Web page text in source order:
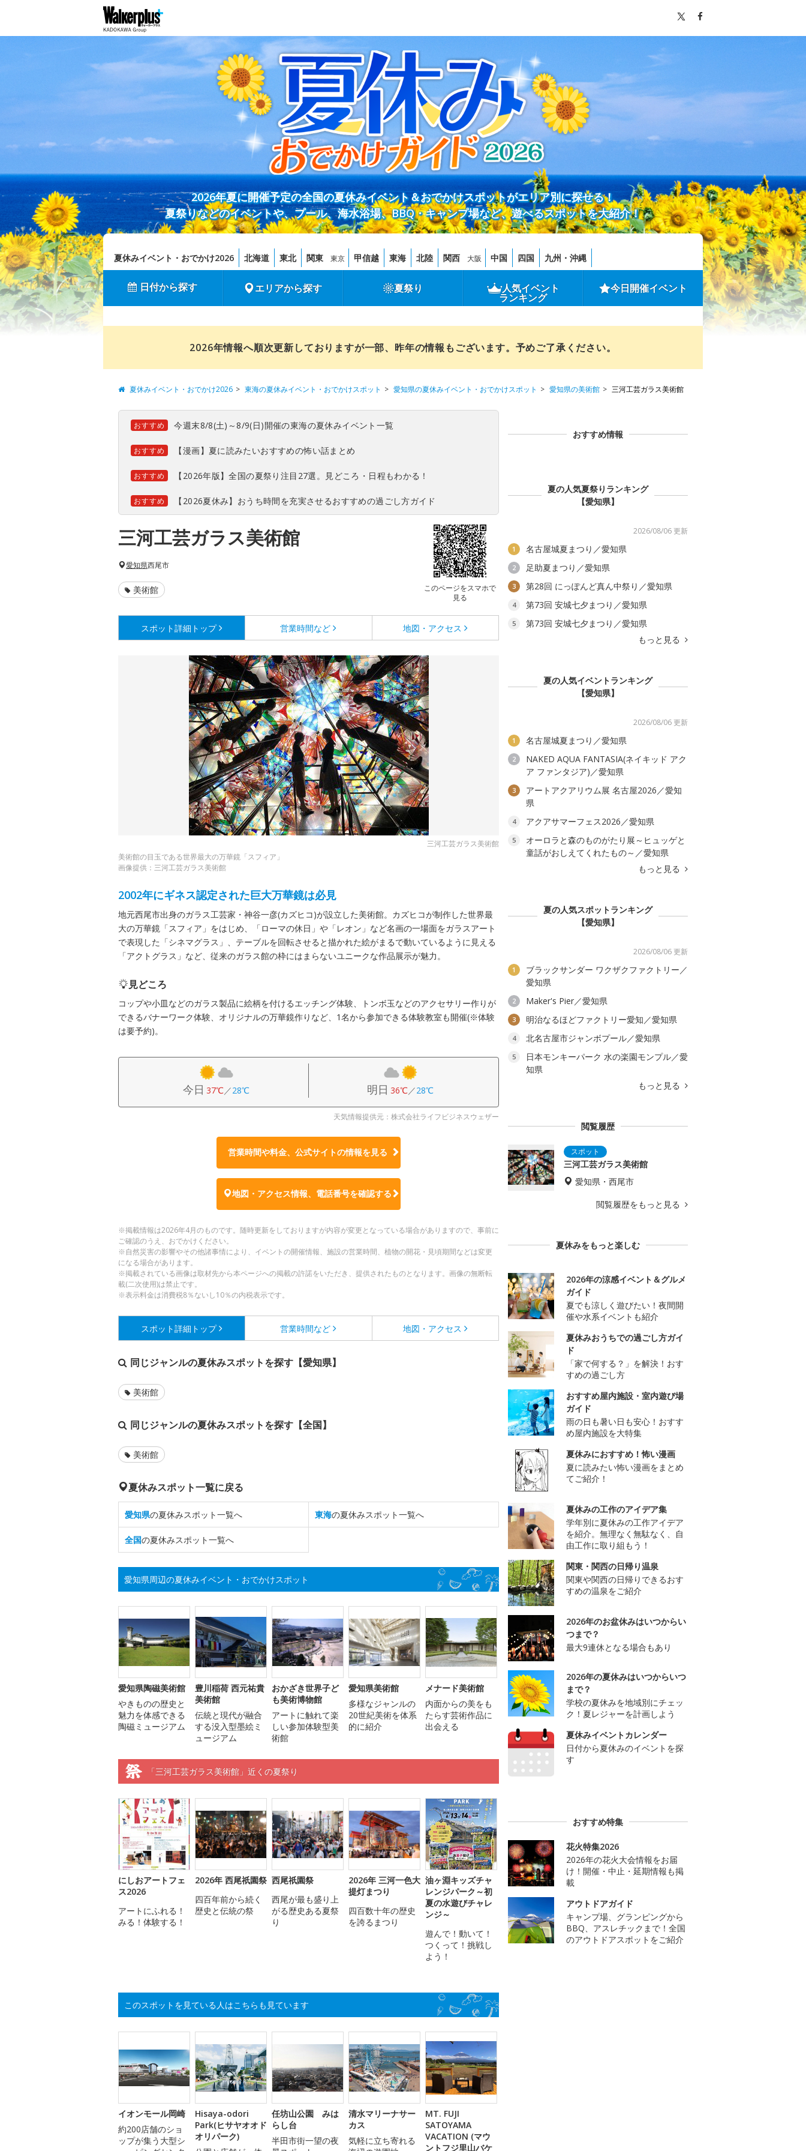
2026年夏に開催予定の全国の夏休みイベント＆おでかけスポットがエリア別に探せる！
夏祭りなどのイベントや、プール、海水浴場、BBQ・キャンプ場など、遊べるスポットを大紹介！
夏休みイベント・おでかけ2026 北海道 東北 関東 東京 甲信越 東海 北陸 関西 大阪 中国 四国 九州・沖縄
日付から探す エリアから探す 夏祭り 人気イベント
ランキング
今日開催イベント
2026年情報へ順次更新しておりますが一部、昨年の情報もございます。予めご了承ください。
夏休みイベント・おでかけ2026 東海の夏休みイベント・おでかけスポット 愛知県の夏休みイベント・おでかけスポット 愛知県の美術館 三河工芸ガラス美術館
おすすめ 今週末8/8(土)～8/9(日)開催の東海の夏休みイベント一覧
おすすめ 【漫画】夏に読みたいおすすめの怖い話まとめ
おすすめ 【2026年版】全国の夏祭り注目27選。見どころ・日程もわかる！
おすすめ 【2026夏休み】おうち時間を充実させるおすすめの過ごし方ガイド
三河工芸ガラス美術館
このページをスマホで
見る
愛知県西尾市
美術館
スポット詳細 トップ 営業時間など 地図・アクセス
三河工芸ガラス美術館
美術館の目玉である世界最大の万華鏡「スフィア」
画像提供：三河工芸ガラス美術館
2002年にギネス認定された巨大万華鏡は必見
地元西尾市出身のガラス工芸家・神谷一彦(カズヒコ)が設立した美術館。カズヒコが制作した世界最
大の万華鏡「スフィア」をはじめ、「ローマの休日」や「レオン」など名画の一場面をガラスアート
で表現した「シネマグラス」、テーブルを回転させると描かれた絵がまるで動いているように見える
「アクトグラス」など、従来のガラス館の枠にはまらないユニークな作品展示が魅力。
見どころ
コップや小皿などのガラス製品に絵柄を付けるエッチング体験、トンボ玉などのアクセサリー作りが
できるバナーワーク体験、オリジナルの万華鏡作りなど、1名から参加できる体験教室も開催(※体験
は要予約)。
今日 37℃／28℃ 明日 36℃／28℃
天気情報提供元：株式会社ライフビジネスウェザー
営業時間や料金、公式サイトの情報を見る
地図・アクセス情報、電話番号を確認する
※掲載情報は2026年4月のものです。随時更新をしておりますが内容が変更となっている場合がありますので、事前に
ご確認のうえ、おでかけください。
※自然災害の影響やその他諸事情により、イベントの開催情報、施設の営業時間、植物の開花・見頃期間などは変更
になる場合があります。
※掲載されている画像は取材先から本ページへの掲載の許諾をいただき、提供されたものとなります。画像の無断転
載(二次使用)は禁止です。
※表示料金は消費税8％ないし10％の内税表示です。
スポット詳細 トップ 営業時間など 地図・アクセス
同じジャンルの夏休みスポットを探す【愛知県】
美術館
同じジャンルの夏休みスポットを探す【全国】
美術館
夏休みスポット一覧に戻る
愛知県の夏休みスポット一覧へ 東海の夏休みスポット一覧へ
全国の夏休みスポット一覧へ
愛知県周辺の夏休みイベント・おでかけスポット
愛知県陶磁美術館
やきものの歴史と
魅力を体感できる
陶磁ミュージアム
豊川稲荷 西元祐貴
美術館
伝統と現代が融合
する没入型墨絵ミ
ュージアム
おかざき世界子ど
も美術博物館
アートに触れて楽
しい参加体験型美
術館
愛知県美術館
多様なジャンルの
20世紀美術を体系
的に紹介
メナード美術館
内面からの美をも
たらす芸術作品に
出会える
「三河工芸ガラス美術館」近くの夏祭り
にしおアートフェ
ス2026
アートにふれる！
みる！体験する！
2026年 西尾祇園祭
四百年前から続く
歴史と伝統の祭
西尾祇園祭
西尾が最も盛り上
がる歴史ある夏祭
り
2026年 三河一色大
提灯まつり
四百数十年の歴史
を誇るまつり
油ヶ淵キッズチャ
レンジパーク～初
夏の水遊びチャレ
ンジ～
遊んで！動いて！
つくって！挑戦し
よう！
このスポットを見ている人はこちらも見ています
イオンモール岡崎
約200店舗のショ
ップが集う大型シ
Hisaya-odori
Park(ヒサヤオオド
オリパーク)
任坊山公園 みは
らし台
半田市街一望の夜
清水マリーナサー
カス
気軽に立ち寄れる
MT. FUJI
SATOYAMA
VACATION (マウ
ントフジ里山バケ
おすすめ情報
夏の人気夏祭りランキング
【愛知県】
2026/08/06 更新
1 名古屋城夏まつり／愛知県
2 足助夏まつり／愛知県
3 第28回 にっぽんど真ん中祭り／愛知県
4 第73回 安城七夕まつり／愛知県
5
第73回 安城七夕まつり／愛知県
もっと見る
夏の人気イベントランキング
【愛知県】
2026/08/06 更新
1 名古屋城夏まつり／愛知県
2
NAKED AQUA FANTASIA(ネイキッド アク
ア ファンタジア)／愛知県
3
アートアクアリウム展 名古屋2026／愛知
県
4 アクアサマーフェス2026／愛知県
5
オーロラと森のものがたり展～ヒュッゲと
童話がおしえてくれたもの～／愛知県
もっと見る
夏の人気スポットランキング
【愛知県】
2026/08/06 更新
1
ブラックサンダー ワクザクファクトリー／
愛知県
2 Maker's Pier／愛知県
3 明治なるほどファクトリー愛知／愛知県
4 北名古屋市ジャンボプール／愛知県
5
日本モンキーパーク 水の楽園モンプル／愛
知県
もっと見る
閲覧履歴
三河工芸ガラス美術館
愛知県・西尾市
閲覧履歴をもっと見る
夏休みをもっと楽しむ
2026年の涼感イベント＆グルメ
ガイド
夏でも涼しく遊びたい！夜間開
催や水系イベントも紹介
夏休みおうちでの過ごし方ガイ
ド
「家で何する？」を解決！おす
すめの過ごし方
おすすめ屋内施設・室内遊び場
ガイド
雨の日も暑い日も安心！おすす
め屋内施設を大特集
夏休みにおすすめ！怖い漫画
夏に読みたい怖い漫画をまとめ
てご紹介！
夏休みの工作のアイデア集
学年別に夏休みの工作アイデア
を紹介。無理なく無駄なく、自
由工作に取り組もう！
関東・関西の日帰り温泉
関東や関西の日帰りできるおす
すめの温泉をご紹介
2026年のお盆休みはいつからい
つまで？
最大9連休となる場合もあり
2026年の夏休みはいつからいつ
まで？
学校の夏休みを地域別にチェッ
ク！夏レジャーを計画しよう
夏休みイベントカレンダー
日付から夏休みのイベントを探
す
おすすめ特集
花火特集2026
2026年の花火大会情報をお届
け！開催・中止・延期情報も掲
載
アウトドアガイド
キャンプ場、グランピングから
BBQ、アスレチックまで！全国
のアウトドアスポットをご紹介